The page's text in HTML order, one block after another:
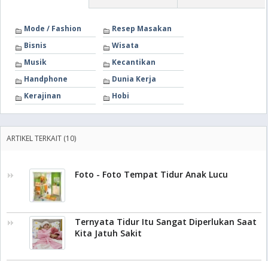
Mode / Fashion
Resep Masakan
Bisnis
Wisata
Musik
Kecantikan
Handphone
Dunia Kerja
Kerajinan
Hobi
ARTIKEL TERKAIT (10)
Foto - Foto Tempat Tidur Anak Lucu
Ternyata Tidur Itu Sangat Diperlukan Saat
Kita Jatuh Sakit